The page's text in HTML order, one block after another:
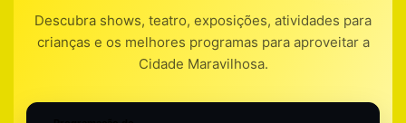
Descubra shows, teatro, exposições, atividades para
crianças e os melhores programas para aproveitar a
Cidade Maravilhosa.